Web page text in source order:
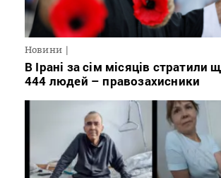
Новини
В Ірані за сім місяців
444 людей – правозахисники